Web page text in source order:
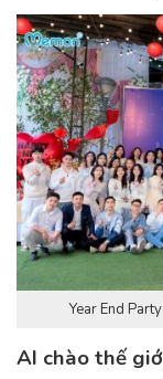
Year End
AI chào thế